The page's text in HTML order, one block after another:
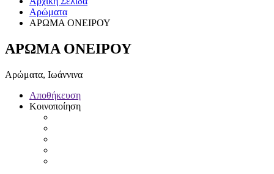
Αρώματα
ΑΡΩΜΑ ΟΝΕΙΡΟΥ
ΑΡΩΜΑ ΟΝΕΙΡΟΥ
Αρώματα, Ιωάννινα
Αποθήκευση
Κοινοποίηση